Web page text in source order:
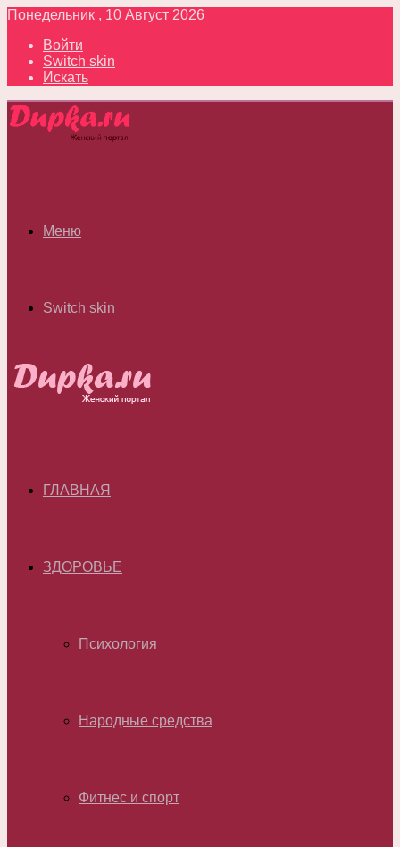
Понедельник , 10 Август 2026
Войти
Switch skin
Искать
Меню
Switch skin
ГЛАВНАЯ
ЗДОРОВЬЕ
Психология
Народные средства
Фитнес и спорт